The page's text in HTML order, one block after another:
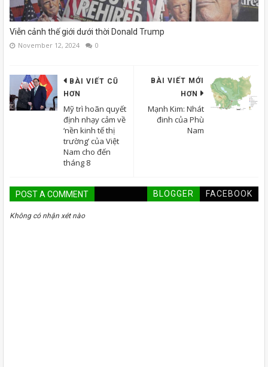
Viễn cảnh thế giới dưới thời Donald Trump
November 12, 2024 0
BÀI VIẾT MỚI
HƠN
Mạnh Kim: Nhát
đinh của Phù
Nam
BÀI VIẾT CŨ
HƠN
Mỹ trì hoãn quyết
định nhạy cảm về
‘nền kinh tế thị
trường’ của Việt
Nam cho đến
tháng 8
POST A COMMENT BLOGGER FACEBOOK
Không có nhận xét nào